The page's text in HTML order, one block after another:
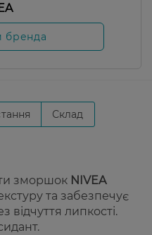
бренда
Склад
зморшок NIVEA
та забезпечує
липкості.